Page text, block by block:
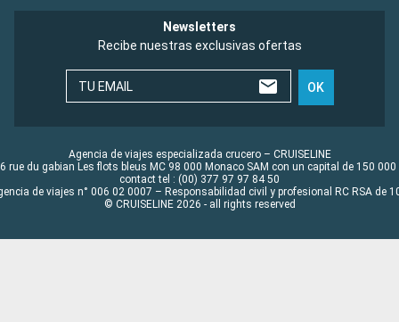
Newsletters
Recibe nuestras exclusivas ofertas
TU EMAIL OK
Agencia de viajes especializada crucero – CRUISELINE
rue du gabian Les flots bleus MC 98 000 Monaco SAM con un capital de 150 000
contact tel : (00) 377 97 97 84 50
de viajes n° 006 02 0007 – Responsabilidad civil y profesional RC RSA de
© CRUISELINE 2026 - all rights reserved